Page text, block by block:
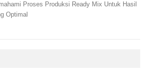
Proses Produksi Ready Mix Untuk Hasil
Optimal